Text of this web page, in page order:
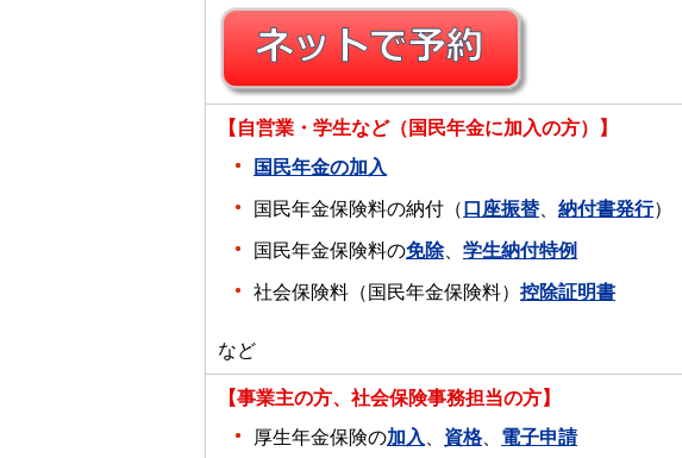
【自営業・学生など（国民年金に加入の方）】
国民年金の加入
国民年金保険料の納付（ 口座振替 納付書発行）
国民年金保険料の免除、 学生納付特例
社会保険料（国民年金保険料） 控除証明書
など
【事業主の方、社会保険事務担当の方】
厚生年金保険の加入 資格、 電子申請